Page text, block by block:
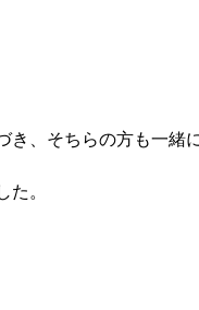
、そちらの方も一緒
。